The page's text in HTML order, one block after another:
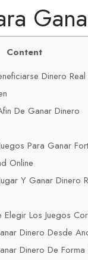
Content
Dinero
De Ganar Dinero
Para Ganar
Online
Y Ganar Dinero
Elegir Los Juegos
Dinero Desde
Dinero De Forma